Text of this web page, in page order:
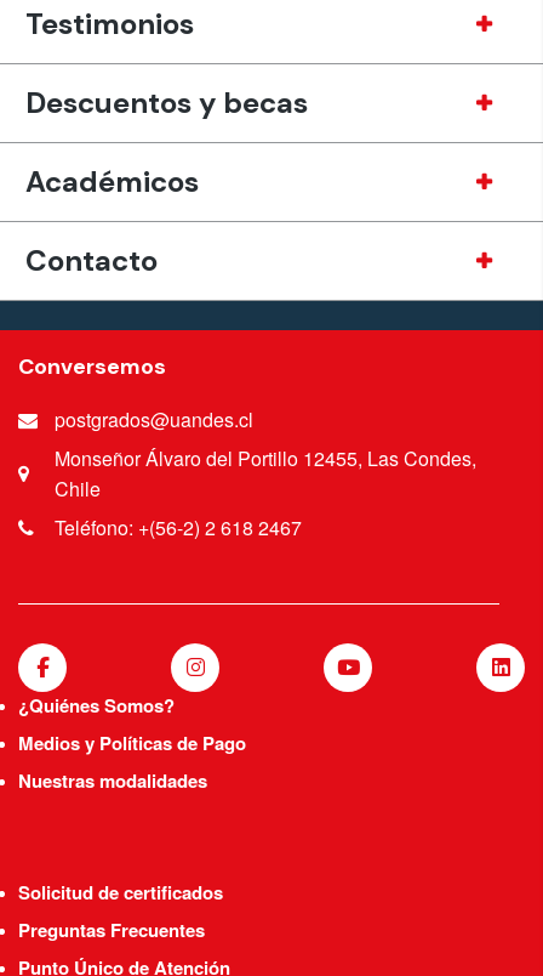
Testimonios
Descuentos y becas
Académicos
Contacto
Conversemos
postgrados@uandes.cl
Monseñor Álvaro del Portillo 12455, Las Condes,
Chile
Teléfono: +(56-2) 2 618 2467
¿Quiénes Somos?
Medios y Políticas de Pago
Nuestras modalidades
Solicitud de certificados
Preguntas Frecuentes
Punto Único de Atención